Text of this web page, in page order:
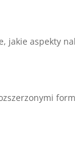
jakie aspekty